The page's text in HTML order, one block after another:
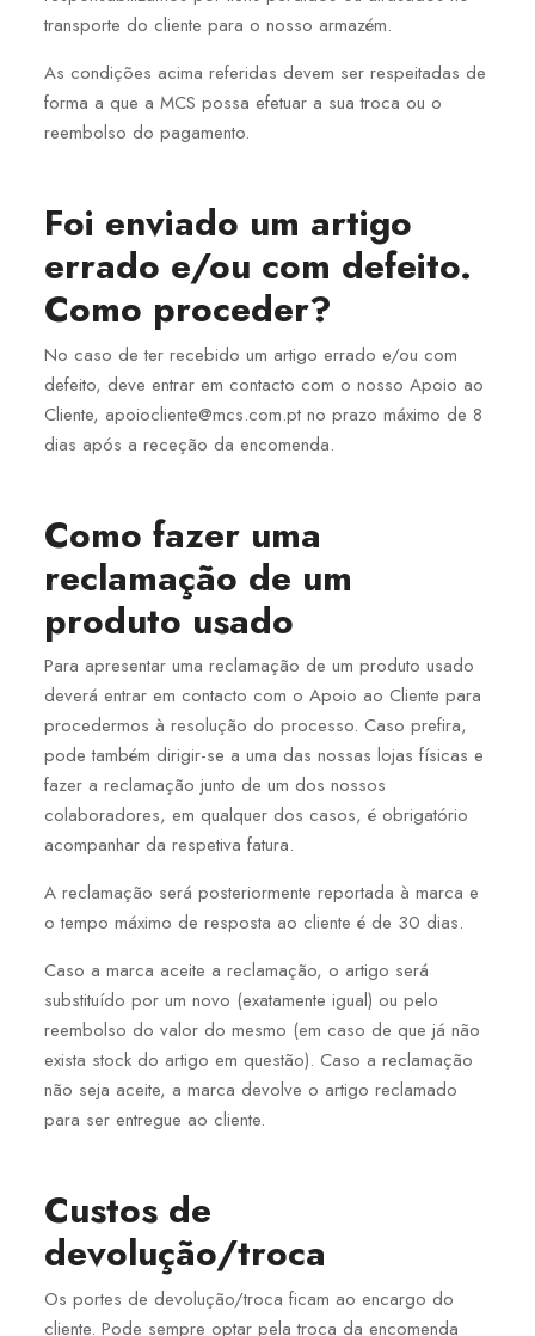
transporte do cliente para o nosso armazém.
As condições acima referidas devem ser respeitadas de
forma a que a MCS possa efetuar a sua troca ou o
reembolso do pagamento.
Foi enviado um artigo
errado e/ou com defeito.
Como proceder?
No caso de ter recebido um artigo errado e/ou com
defeito, deve entrar em contacto com o nosso Apoio ao
Cliente, apoiocliente@mcs.com.pt no prazo máximo de 8
dias após a receção da encomenda.
Como fazer uma
reclamação de um
produto usado
Para apresentar uma reclamação de um produto usado
deverá entrar em contacto com o Apoio ao Cliente para
procedermos à resolução do processo. Caso prefira,
pode também dirigir-se a uma das nossas lojas físicas e
fazer a reclamação junto de um dos nossos
colaboradores, em qualquer dos casos, é obrigatório
acompanhar da respetiva fatura.
A reclamação será posteriormente reportada à marca e
o tempo máximo de resposta ao cliente é de 30 dias.
Caso a marca aceite a reclamação, o artigo será
substituído por um novo (exatamente igual) ou pelo
reembolso do valor do mesmo (em caso de que já não
exista stock do artigo em questão). Caso a reclamação
não seja aceite, a marca devolve o artigo reclamado
para ser entregue ao cliente.
Custos de
devolução/troca
Os portes de devolução/troca ficam ao encargo do
cliente. Pode sempre optar pela troca da encomenda